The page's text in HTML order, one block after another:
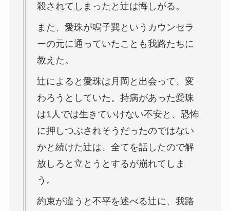
殺されてしまったと辻は悔しがる。
また、愛珠が鳴子巽というカウンセラ
ーの元に通っていたことも我路たちに
教えた。
辻によると愛珠は月岡と出会って、変
わろうとしていた。持病があった愛珠
は1人では生きていけない不安と、恐怖
に押しつぶされそうだったのではない
かと続けた辻は、全てを話したので解
放しろと立とうとするが崩れてしま
う。
約束が違うと不平を述べる辻に、我路